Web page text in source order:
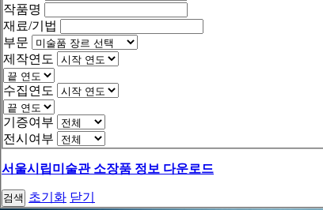
작품명
재료/기법
부문
제작연도
수집연도
기증여부
전시여부
서울시립미술관 소장품 정보 다운로드
검색 초기화 닫기